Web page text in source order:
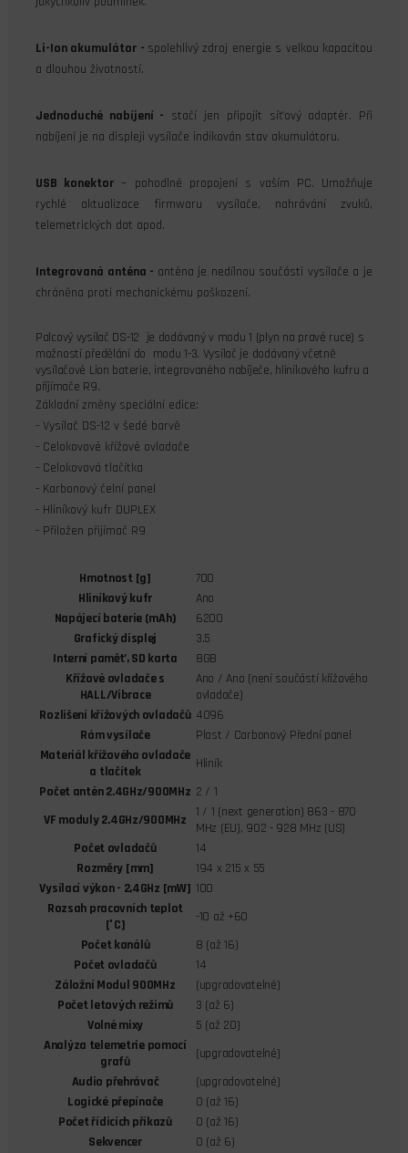
Li-Ion akumulátor - spolehlivý zdroj energie s velkou kapacitou
a dlouhou životností.
Jednoduché nabíjení - stačí jen připojit síťový adaptér. Při
nabíjení je na displeji vysílače indikován stav akumulátoru.
USB konektor – pohodlné propojení s vaším PC. Umožňuje
rychlé aktualizace firmwaru vysílače, nahrávání zvuků,
telemetrických dat apod.
Integrovaná anténa - anténa je nedílnou součásti vysílače a je
chráněna proti mechanickému poškození.
Palcový vysílač DS-12 je dodávaný v modu 1 (plyn na pravé ruce) s
možností předělání do modu 1-3. Vysílač je dodávaný včetně
vysílačové Lion baterie, integrovaného nabíječe, hliníkového kufru a
příjímače R9.
Základní změny speciální edice:
- Vysílač DS-12 v šedé barvě
- Celokovové křížové ovladače
- Celokovová tlačítka
- Karbonový čelní panel
- Hliníkový kufr DUPLEX
- Přiložen přijímač R9
Hmotnost [g]
700
Hliníkový kufr
Ano
Napájecí baterie (mAh)
6200
Grafický displej
3.5
Interní paměť, SD karta
8GB
Křížové ovladače s
HALL/Vibrace
Ano / Ano (není součástí křížového
ovladače)
Rozlišení křížových ovladačů 4096
Rám vysílače
Plast / Carbonový Přední panel
Materiál křížového ovladače
a tlačítek
Hliník
Počet antén 2.4GHz/900MHz 2 / 1
VF moduly 2.4GHz/900MHz
1 / 1 (next generation) 863 - 870
MHz (EU), 902 - 928 MHz (US)
Počet ovladačů
14
Rozměry [mm]
194 x 215 x 55
Vysílací výkon - 2,4GHz [mW] 100
Rozsah pracovních teplot
[°C]
-10 až +60
Počet kanálů
8 (až 16)
Počet ovladačů
14
Záložní Modul 900MHz
(upgradovatelné)
Počet letových režimů
3 (až 6)
Volné mixy
5 (až 20)
Analýza telemetrie pomocí
grafů
(upgradovatelné)
Audio přehrávač
(upgradovatelné)
Logické přepínače
0 (až 16)
Počet řídicích příkazů
0 (až 16)
Sekvencer
0 (až 6)